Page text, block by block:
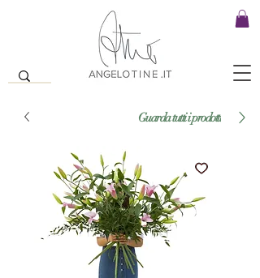
Guarda tutti i prodotti